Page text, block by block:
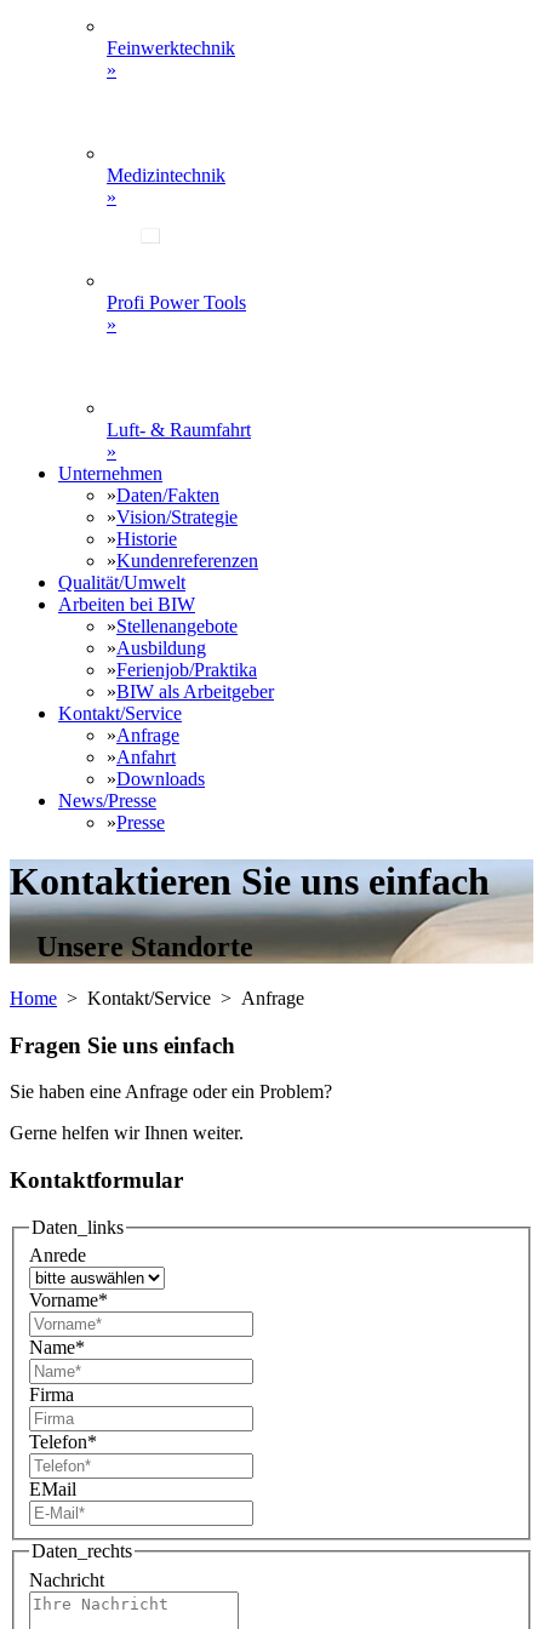
Feinwerktechnik
»
Medizintechnik
»
Profi Power Tools
»
Luft- & Raumfahrt
»
Unternehmen
»Daten/Fakten
»Vision/Strategie
»Historie
»Kundenreferenzen
Qualität/Umwelt
Arbeiten bei BIW
»Stellenangebote
»Ausbildung
»Ferienjob/Praktika
»BIW als Arbeitgeber
Kontakt/Service
»Anfrage
»Anfahrt
»Downloads
News/Presse
»Presse
Kontaktieren Sie uns einfach
Unsere Standorte
Home > Kontakt/Service > Anfrage
Fragen Sie uns einfach
Sie haben eine Anfrage oder ein Problem?
Gerne helfen wir Ihnen weiter.
Kontaktformular
Daten_links
Anrede
Vorname*
Name*
Firma
Telefon*
EMail
Daten_rechts
Nachricht